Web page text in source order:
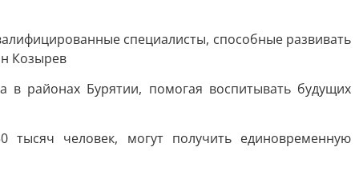
специалисты, способные развивать
Козырев
районах Бурятии, помогая воспитывать будущих
человек, могут получить единовременную